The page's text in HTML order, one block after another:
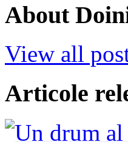
About
View all
Articole